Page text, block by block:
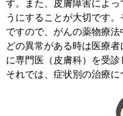
うにすることが大切です
ですので、がんの薬物療
どの異常がある時は医療
に専門医（皮膚科）を受診
それでは、症状別の治療に